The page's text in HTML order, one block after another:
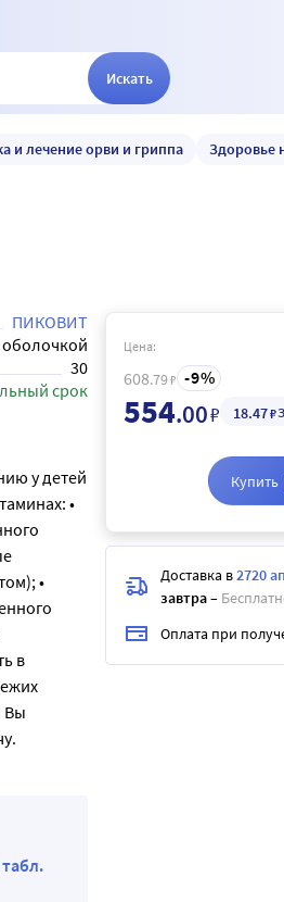
Искать
и лечение орви и гриппа Здоровье
ПИКОВИТ
30
срок
у детей
•
•
в
Вы
Цена:
608.79₽ 9
554.00₽ 18.47₽
Купить
Доставка в2720
завтра–
Оплата при